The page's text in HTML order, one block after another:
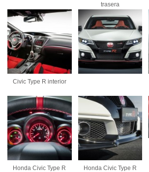
trasera
Civic Type R interior
Honda Civic Type R
Honda Civic Type R